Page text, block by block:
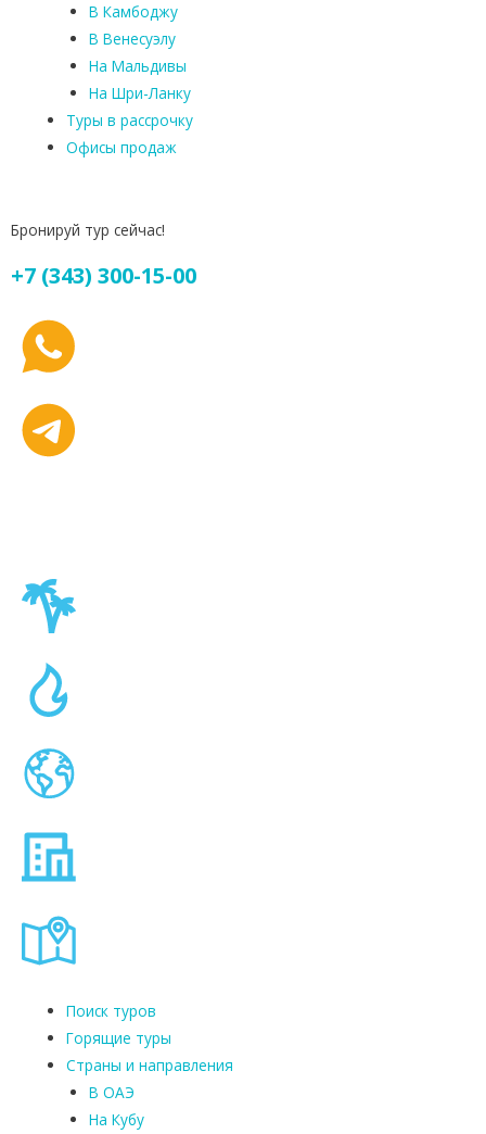
В Камбоджу
В Венесуэлу
На Мальдивы
На Шри-Ланку
Туры в рассрочку
Офисы продаж
Бронируй тур сейчас!
+7 (343) 300-15-00
Поиск туров
Горящие туры
Страны и направления
В ОАЭ
На Кубу